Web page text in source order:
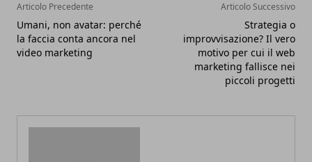
Articolo Precedente
Umani, non avatar: perché
la faccia conta ancora nel
video marketing
Articolo Successivo
Strategia o
improvvisazione? Il vero
motivo per cui il web
marketing fallisce nei
piccoli progetti